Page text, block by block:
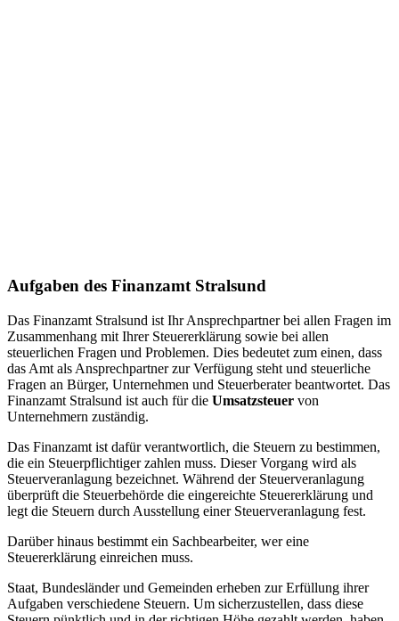
Aufgaben des Finanzamt Stralsund
Das Finanzamt Stralsund ist Ihr Ansprechpartner bei allen Fragen im
Zusammenhang mit Ihrer Steuererklärung sowie bei allen
steuerlichen Fragen und Problemen. Dies bedeutet zum einen, dass
das Amt als Ansprechpartner zur Verfügung steht und steuerliche
Fragen an Bürger, Unternehmen und Steuerberater beantwortet. Das
Finanzamt Stralsund ist auch für die Umsatzsteuer von
Unternehmern zuständig.
Das Finanzamt ist dafür verantwortlich, die Steuern zu bestimmen,
die ein Steuerpflichtiger zahlen muss. Dieser Vorgang wird als
Steuerveranlagung bezeichnet. Während der Steuerveranlagung
überprüft die Steuerbehörde die eingereichte Steuererklärung und
legt die Steuern durch Ausstellung einer Steuerveranlagung fest.
Darüber hinaus bestimmt ein Sachbearbeiter, wer eine
Steuererklärung einreichen muss.
Staat, Bundesländer und Gemeinden erheben zur Erfüllung ihrer
Aufgaben verschiedene Steuern. Um sicherzustellen, dass diese